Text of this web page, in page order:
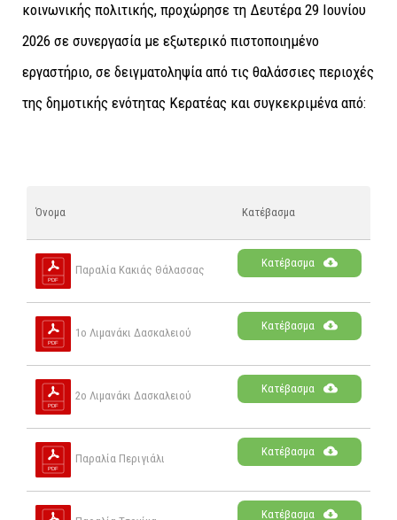
κοινωνικής πολιτικής, προχώρησε τη Δευτέρα 29 Ιουνίου
2026 σε συνεργασία με εξωτερικό πιστοποιημένο
εργαστήριο, σε δειγματοληψία από τις θαλάσσιες περιοχές
της δημοτικής ενότητας Κερατέας και συγκεκριμένα από:
Όνομα Κατέβασμα
Παραλία Κακιάς Θάλασσας
Κατέβασμα
1ο Λιμανάκι Δασκαλειού
Κατέβασμα
2ο Λιμανάκι Δασκαλειού
Κατέβασμα
Παραλία Περιγιάλι
Κατέβασμα
Κατέβασμα